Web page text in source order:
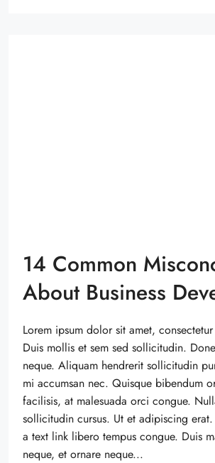
14 Common
About Business
Lorem ipsum dolor sit amet,
Duis mollis et sem sed sollicitudin.
neque. Aliquam hendrerit sollicitudin
mi accumsan nec. Quisque bibendum
facilisis, at malesuada orci congue.
sollicitudin cursus. Ut et adipiscing
a text link libero tempus congue. Duis
neque, et ornare neque...